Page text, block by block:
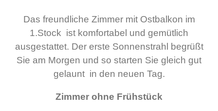
Das freundliche Zimmer mit Ostbalkon im
1.Stock ist komfortabel und gemütlich
ausgestattet. Der erste Sonnenstrahl begrüßt
Sie am Morgen und so starten Sie gleich gut
gelaunt in den neuen Tag.
Zimmer ohne Frühstück